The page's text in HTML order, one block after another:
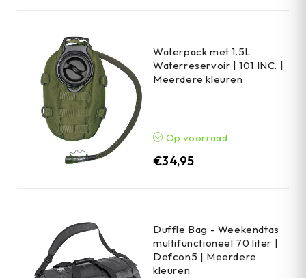
Waterpack met 1.5L
Waterreservoir | 101 INC. |
Meerdere kleuren
Op voorraad
€34,95
Duffle Bag - Weekendtas
multifunctioneel 70 liter |
Defcon5 | Meerdere
kleuren